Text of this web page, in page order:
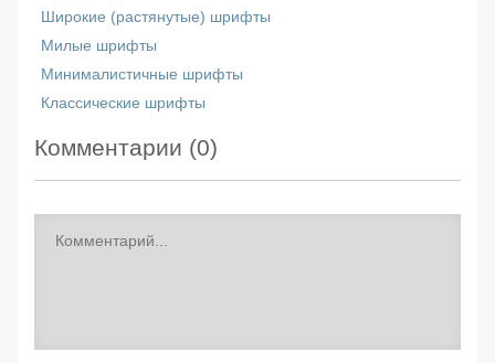
Широкие (растянутые) шрифты
Милые шрифты
Минималистичные шрифты
Классические шрифты
Комментарии (0)